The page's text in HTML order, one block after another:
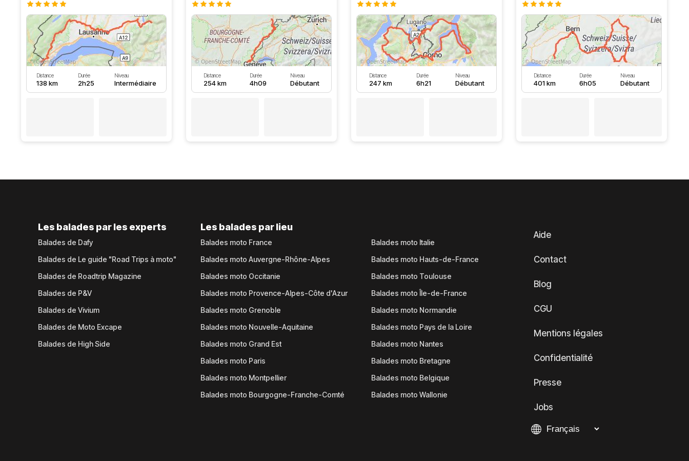
Distance
138 km
Durée
2h25
Niveau
Intermédiaire
Distance
254 km
Durée
4h09
Niveau
Débutant
Distance
247 km
Durée
6h21
Niveau
Débutant
Distance
401 km
Durée
6h05
Niveau
Débutant
Les balades par les experts
Balades de Dafy
Balades de Le guide "Road Trips à moto"
Balades de Roadtrip Magazine
Balades de P&V
Balades de Vivium
Balades de Moto Excape
Balades de High Side
Les balades par lieu
Balades moto France
Balades moto Auvergne-Rhône-Alpes
Balades moto Occitanie
Balades moto Provence-Alpes-Côte d'Azur
Balades moto Grenoble
Balades moto Nouvelle-Aquitaine
Balades moto Grand Est
Balades moto Paris
Balades moto Montpellier
Balades moto Bourgogne-Franche-Comté
Balades moto Italie
Balades moto Hauts-de-France
Balades moto Toulouse
Balades moto Île-de-France
Balades moto Normandie
Balades moto Pays de la Loire
Balades moto Nantes
Balades moto Bretagne
Balades moto Belgique
Balades moto Wallonie
Aide
Contact
Blog
CGU
Mentions légales
Confidentialité
Presse
Jobs